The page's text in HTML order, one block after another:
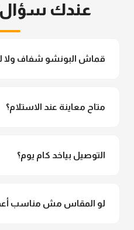
عندك سؤال؟
قماش البونشو شفاف ولا
متاح معاينة عند الاستلام؟
التوصيل بياخد كام يوم؟
لو المقاس مش مناسب